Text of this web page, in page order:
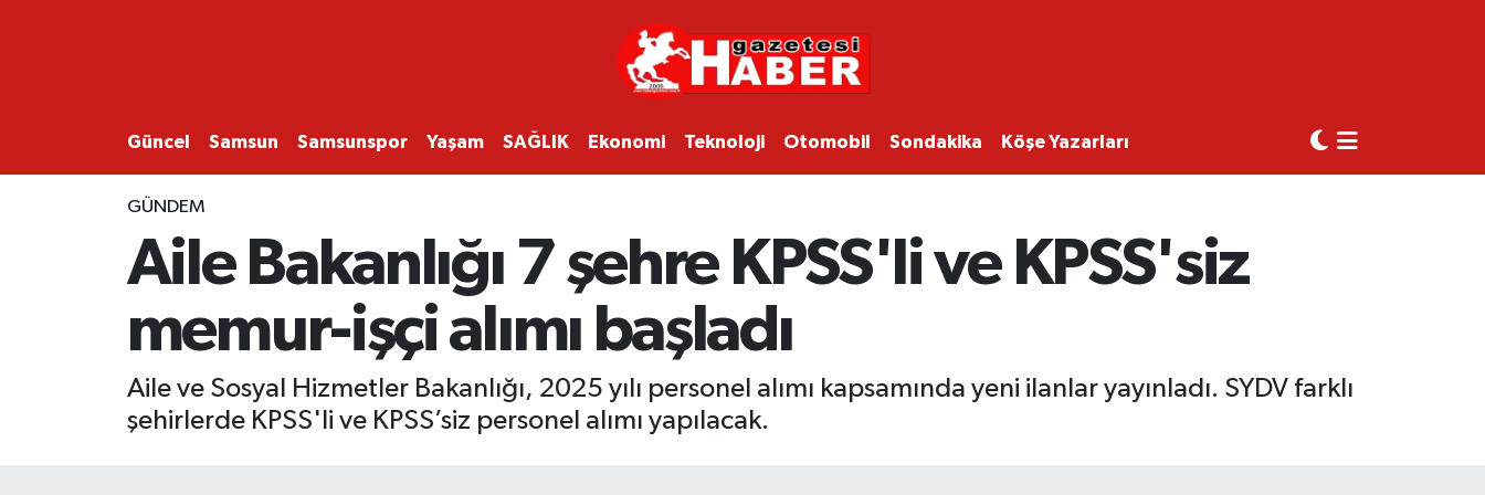
Güncel Samsun Samsunspor Yaşam SAĞLIK Ekonomi Teknoloji Otomobil Sondakika Köşe Yazarları
GÜNDEM
Aile Bakanlığı 7 şehre KPSS'li ve KPSS'siz
memur-işçi alımı başladı
Aile ve Sosyal Hizmetler Bakanlığı, 2025 yılı personel alımı kapsamında yeni ilanlar yayınladı. SYDV farklı
şehirlerde KPSS'li ve KPSS’siz personel alımı yapılacak.
SAMSUN
SAMSUNSPOR
EKONOMİ